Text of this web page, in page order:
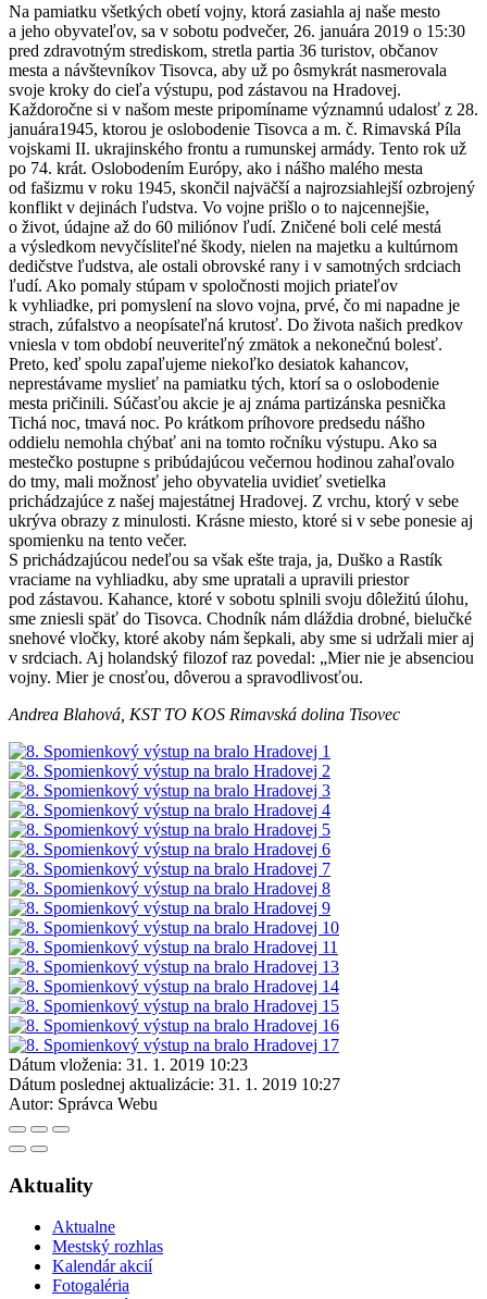
Na pamiatku všetkých obetí vojny, ktorá zasiahla aj naše mesto
a jeho obyvateľov, sa v sobotu podvečer, 26. januára 2019 o 15:30
pred zdravotným strediskom, stretla partia 36 turistov, občanov
mesta a návštevníkov Tisovca, aby už po ôsmykrát nasmerovala
svoje kroky do cieľa výstupu, pod zástavou na Hradovej.
Každoročne si v našom meste pripomíname významnú udalosť z 28.
januára1945, ktorou je oslobodenie Tisovca a m. č. Rimavská Píla
vojskami II. ukrajinského frontu a rumunskej armády. Tento rok už
po 74. krát. Oslobodením Európy, ako i nášho malého mesta
od fašizmu v roku 1945, skončil najväčší a najrozsiahlejší ozbrojený
konflikt v dejinách ľudstva. Vo vojne prišlo o to najcennejšie,
o život, údajne až do 60 miliónov ľudí. Zničené boli celé mestá
a výsledkom nevyčísliteľné škody, nielen na majetku a kultúrnom
dedičstve ľudstva, ale ostali obrovské rany i v samotných srdciach
ľudí. Ako pomaly stúpam v spoločnosti mojich priateľov
k vyhliadke, pri pomyslení na slovo vojna, prvé, čo mi napadne je
strach, zúfalstvo a neopísateľná krutosť. Do života našich predkov
vniesla v tom období neuveriteľný zmätok a nekonečnú bolesť.
Preto, keď spolu zapaľujeme niekoľko desiatok kahancov,
neprestávame myslieť na pamiatku tých, ktorí sa o oslobodenie
mesta pričinili. Súčasťou akcie je aj známa partizánska pesnička
Tichá noc, tmavá noc. Po krátkom príhovore predsedu nášho
oddielu nemohla chýbať ani na tomto ročníku výstupu. Ako sa
mestečko postupne s pribúdajúcou večernou hodinou zahaľovalo
do tmy, mali možnosť jeho obyvatelia uvidieť svetielka
prichádzajúce z našej majestátnej Hradovej. Z vrchu, ktorý v sebe
ukrýva obrazy z minulosti. Krásne miesto, ktoré si v sebe ponesie aj
spomienku na tento večer.
S prichádzajúcou nedeľou sa však ešte traja, ja, Duško a Rastík
vraciame na vyhliadku, aby sme upratali a upravili priestor
pod zástavou. Kahance, ktoré v sobotu splnili svoju dôležitú úlohu,
sme zniesli späť do Tisovca. Chodník nám dláždia drobné, bielučké
snehové vločky, ktoré akoby nám šepkali, aby sme si udržali mier aj
v srdciach. Aj holandský filozof raz povedal: „Mier nie je absenciou
vojny. Mier je cnosťou, dôverou a spravodlivosťou.
Andrea Blahová, KST TO KOS Rimavská dolina Tisovec
Dátum vloženia: 31. 1. 2019 10:23
Dátum poslednej aktualizácie: 31. 1. 2019 10:27
Autor: Správca Webu
Aktuality
Aktualne
Mestský rozhlas
Kalendár akcií
Fotogaléria